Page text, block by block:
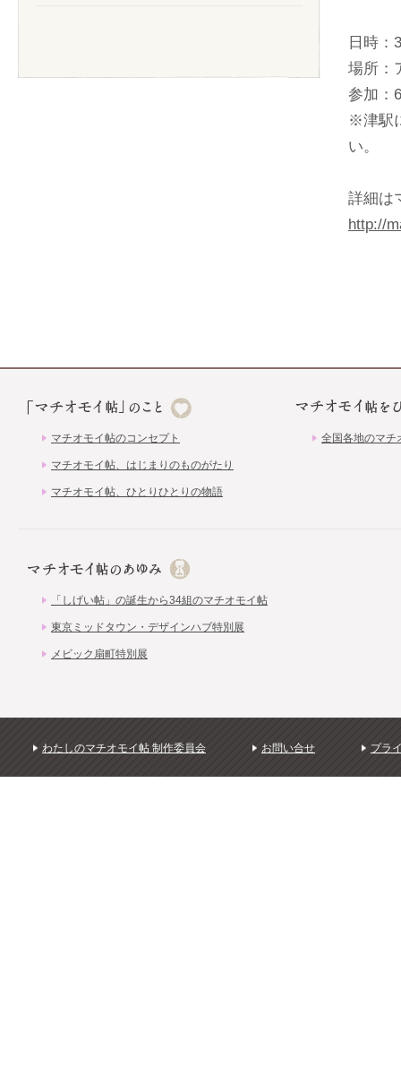
日時：
場所：
参加：
※津駅
い。
詳細は
http://
マチオモイ帖のコンセプト
マチオモイ帖、はじまりのものがたり
マチオモイ帖、ひとりひとりの物語
全国各地のマチ
「しげい帖」の誕生から34組のマチオモイ帖
東京ミッドタウン・デザインハブ特別展
メビック扇町特別展
わたしのマチオモイ帖 制作委員会 お問い合せ プラ